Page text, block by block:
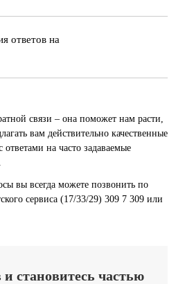
ответов на
связи – она поможет нам расти,
вам действительно качественные
на часто задаваемые
.
вы всегда можете позвонить по
сервиса (17/33/29) 309 7 309 или
становитесь частью